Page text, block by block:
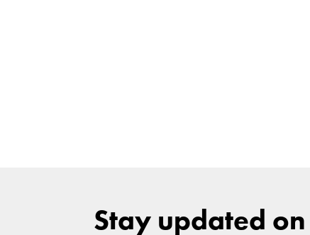
Stay updated